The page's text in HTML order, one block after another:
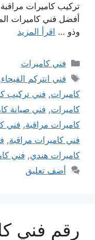
تركيب كاميرات
أفضل فني كاميرات
وذو … اقرأ المزيد
التصنيفات
فني كاميرات
الوسوم
فني انتركم الفيحاء,
كاميرات, فني تركيب
كاميرات, فني صيانة
كاميرات مراقبة, فني
فني كاميرات مراقبة,
كاميرات هندي, فني
أضف تعليق
رقم فني